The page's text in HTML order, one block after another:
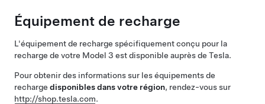
Équipement de recharge
L'équipement de recharge spécifiquement conçu pour la
recharge de votre Model 3 est disponible auprès de Tesla.
Pour obtenir des informations sur les équipements de
recharge disponibles dans votre région, rendez-vous sur
http://shop.tesla.com.